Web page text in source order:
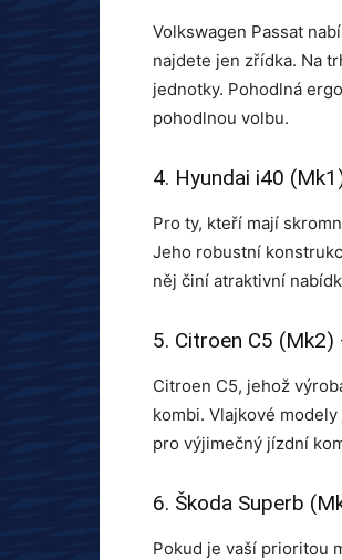
Volkswagen Passat
najdete jen zřídka. Na
jednotky. Pohodlná
pohodlnou volbu.
4. Hyundai i40
Pro ty, kteří mají
Jeho robustní
něj činí atraktivní
5. Citroen C5
Citroen C5, jehož
kombi. Vlajkové
pro výjimečný jízdní
6. Škoda Superb
Pokud je vaší prioritou